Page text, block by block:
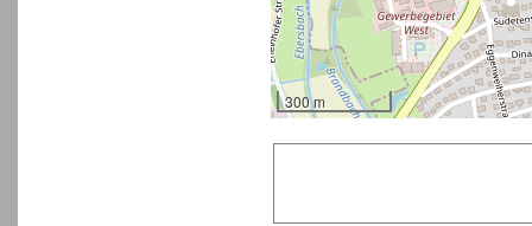
300 m